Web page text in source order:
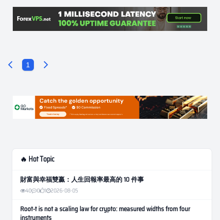
1
🔥 Hot Topic
財富與幸福雙贏：人生回報率最高的 10 件事
40 0 1 2026-08-05
Root-t is not a scaling law for crypto: measured widths from four
instruments